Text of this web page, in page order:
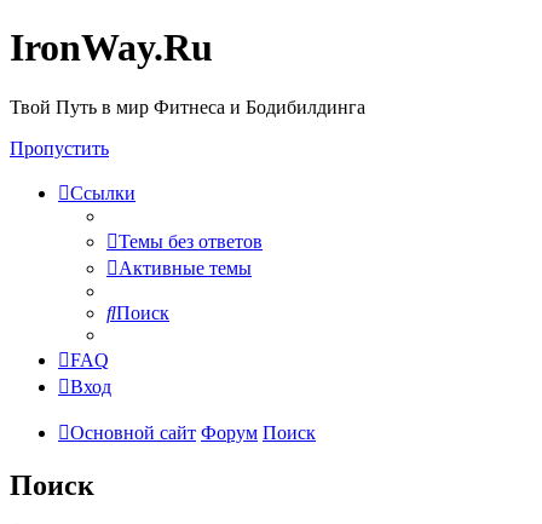
IronWay.Ru
Твой Путь в мир Фитнеса и Бодибилдинга
Пропустить
Ссылки
Темы без ответов
Активные темы
Поиск
FAQ
Вход
Основной сайт Форум Поиск
Поиск